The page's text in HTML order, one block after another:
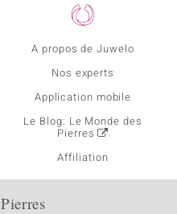
A propos de Juwelo
Nos experts
Application mobile
Le Blog: Le Monde des
Pierres
Affiliation
Pierres